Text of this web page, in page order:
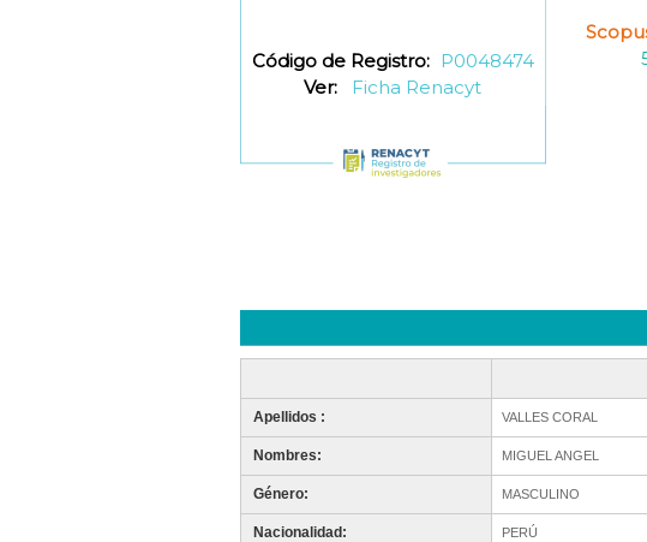
Código de Registro: P0048474
Ver:
Ficha Renacyt
Apellidos : VALLES CORAL
Nombres: MIGUEL ANGEL
Género: MASCULINO
Nacionalidad: PERÚ